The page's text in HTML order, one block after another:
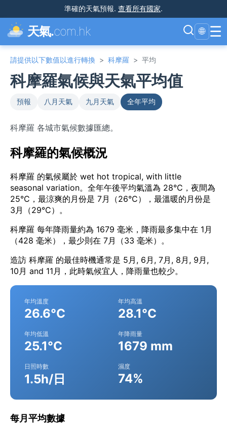
準確的天氣預報. 查看所有國家.
天氣.com.hk 🌐 ☰
請提供以下數值以進行轉換 > 科摩羅 > 平均
科摩羅氣候與天氣平均值
預報 八月天氣 九月天氣 全年平均
科摩羅 各城市氣候數據匯總。
科摩羅的氣候概況
科摩羅 的氣候屬於 wet hot tropical, with little
seasonal variation。全年午後平均氣溫為 28°C，夜間為
25°C，最涼爽的月份是 7月（26°C），最溫暖的月份是
3月（29°C）。
科摩羅 每年降雨量約為 1679 毫米，降雨最多集中在 1月
（428 毫米），最少則在 7月（33 毫米）。
造訪 科摩羅 的最佳時機通常是 5月, 6月, 7月, 8月, 9月,
10月 and 11月，此時氣候宜人，降雨量也較少。
年均溫度
26.6°C
年均高溫
28.1°C
年均低溫
25.1°C
年降雨量
1679 mm
日照時數
1.5h/日
濕度
74%
每月平均數據